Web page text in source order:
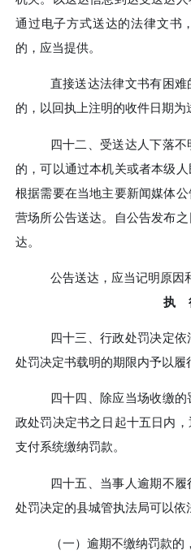
通过电子方式送达的法律文书
的，应当提供。
直接送达法律文书有困
的，以回执上注明的收件日期为
四十二、 受送达人下落
的，可以通过本机关或者本级
根据需要在当地主要新闻媒体
营场所公告送达。自公告发布
达。
公告送达，应当记明原因
执
四十三、 行政处罚决定依
处罚决定书载明的期限内予以履
四十四、 除应当场收缴
政处罚决定书之日起十五日内
支付系统缴纳罚款。
四十五、 当事人逾期不
处罚决定的县城管执法局可以依
（一） 逾期不缴纳罚款的